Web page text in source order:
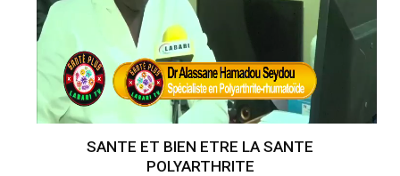
SANTE ET BIEN ETRE LA SANTE
POLYARTHRITE